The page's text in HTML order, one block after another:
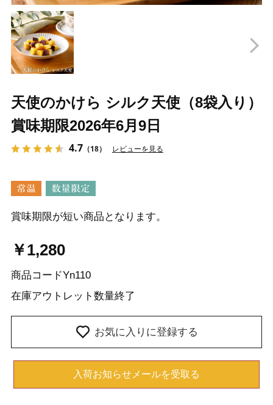
Prev
天使のかけら シルク天使（8袋入り）
賞味期限2026年6月9日
4.7（18） レビューを見る
賞味期限が短い商品となります。
￥1,280
商品コードYn110
在庫アウトレット数量終了
お気に入りに登録する
入荷お知らせメールを受取る